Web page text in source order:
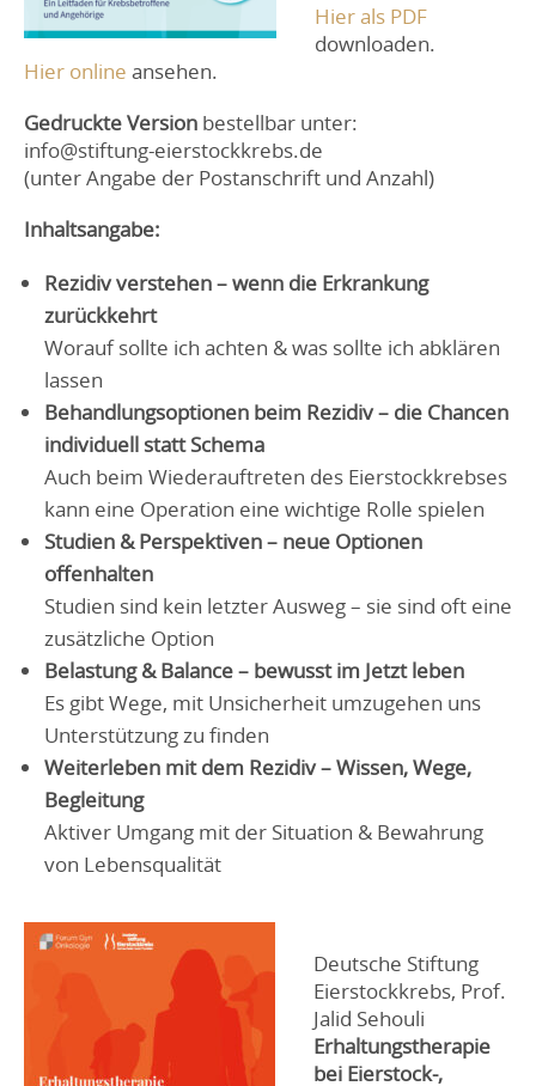
Hier als PDF
downloaden.
Hier online ansehen.
Gedruckte Version bestellbar unter:
info@stiftung-eierstockkrebs.de
(unter Angabe der Postanschrift und Anzahl)
Inhaltsangabe:
Rezidiv verstehen – wenn die Erkrankung
zurückkehrt
Worauf sollte ich achten & was sollte ich abklären
lassen
Behandlungsoptionen beim Rezidiv – die Chancen
individuell statt Schema
Auch beim Wiederauftreten des Eierstockkrebses
kann eine Operation eine wichtige Rolle spielen
Studien & Perspektiven – neue Optionen
offenhalten
Studien sind kein letzter Ausweg – sie sind oft eine
zusätzliche Option
Belastung & Balance – bewusst im Jetzt leben
Es gibt Wege, mit Unsicherheit umzugehen uns
Unterstützung zu finden
Weiterleben mit dem Rezidiv – Wissen, Wege,
Begleitung
Aktiver Umgang mit der Situation & Bewahrung
von Lebensqualität
Deutsche Stiftung
Eierstockkrebs, Prof.
Jalid Sehouli
Erhaltungstherapie
bei Eierstock-,